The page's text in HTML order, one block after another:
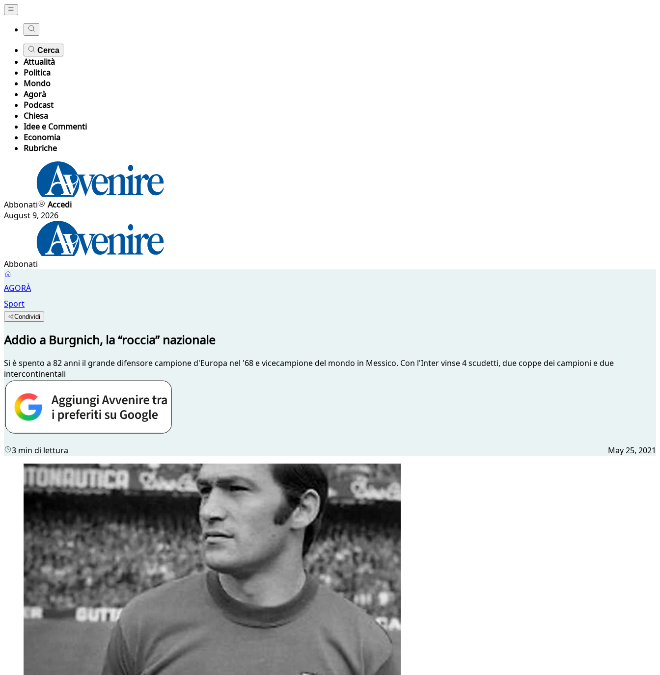
Cerca
Attualità
Politica
Mondo
Agorà
Podcast
Chiesa
Idee e Commenti
Economia
Rubriche
Abbonati
Accedi
August 9, 2026
Abbonati
AGORÀ
Sport
Condividi
Addio a Burgnich, la “roccia” nazionale
Si è spento a 82 anni il grande difensore campione d'Europa nel '68 e vicecampione del mondo in Messico. Con l'Inter vinse 4 scudetti, due coppe dei campioni e due
intercontinentali
3 min di lettura May 25, 2021